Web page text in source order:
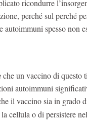
ricondurre
perché sul perché
autoimmuni spesso non
che un vaccino di questo
autoimmuni
il vaccino sia in grado
la cellula o di persistere